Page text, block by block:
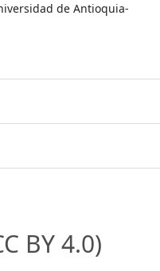
de Antioquia-
BY 4.0)